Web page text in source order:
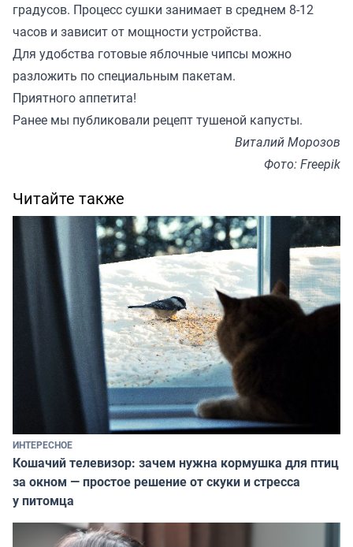
градусов. Процесс сушки занимает в среднем 8-12
часов и зависит от мощности устройства.
Для удобства готовые яблочные чипсы можно
разложить по специальным пакетам.
Приятного аппетита!
Ранее мы публиковали рецепт тушеной капусты.
Виталий Морозов
Фото: Freepik
Читайте также
ИНТЕРЕСНОЕ
Кошачий телевизор: зачем нужна кормушка для птиц
за окном — простое решение от скуки и стресса
у питомца